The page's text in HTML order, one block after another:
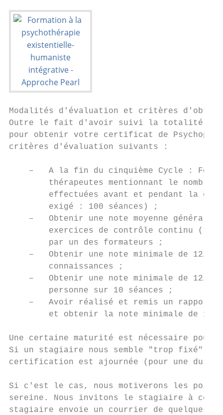
Modalités d'évaluation et critères
Outre le fait d'avoir suivi la totalité des
pour obtenir votre certificat de
critères d'évaluation suivants :
–   A la fin du cinquième Cycle :
thérapeutes mentionnant le nombre
effectuées avant et pendant la
        exigé : 100 séances) ;
–   Obtenir une note moyenne générale
exercices de contrôle continu
        par un des formateurs ;
–   Obtenir une note minimale de 12/
        connaissances ;
–   Obtenir une note minimale de 12/
        personne sur 10 séances ;
–   Avoir réalisé et remis un rapport
et obtenir la note minimale de
Une certaine maturité est nécessaire pour
Si un stagiaire nous semble "trop fixé"
certification est ajournée (pour une durée
Si c'est le cas, nous motiverons les
sereine. Nous invitons le stagiaire à
stagiaire envoie un courrier de quelques